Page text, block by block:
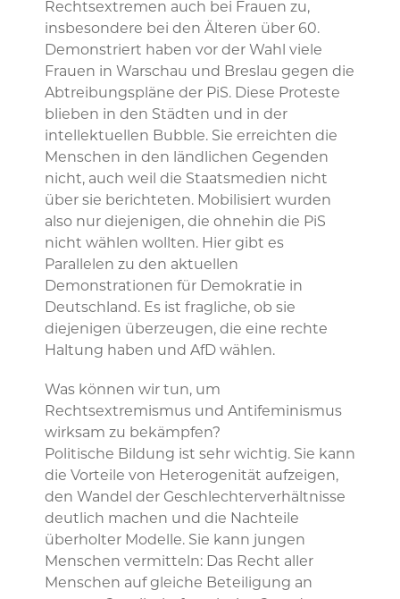
Rechtsextremen auch bei Frauen zu,
insbesondere bei den Älteren über 60.
Demonstriert haben vor der Wahl viele
Frauen in Warschau und Breslau gegen die
Abtreibungspläne der PiS. Diese Proteste
blieben in den Städten und in der
intellektuellen Bubble. Sie erreichten die
Menschen in den ländlichen Gegenden
nicht, auch weil die Staatsmedien nicht
über sie berichteten. Mobilisiert wurden
also nur diejenigen, die ohnehin die PiS
nicht wählen wollten. Hier gibt es
Parallelen zu den aktuellen
Demonstrationen für Demokratie in
Deutschland. Es ist fragliche, ob sie
diejenigen überzeugen, die eine rechte
Haltung haben und AfD wählen.
Was können wir tun, um
Rechtsextremismus und Antifeminismus
wirksam zu bekämpfen?
Politische Bildung ist sehr wichtig. Sie kann
die Vorteile von Heterogenität aufzeigen,
den Wandel der Geschlechterverhältnisse
deutlich machen und die Nachteile
überholter Modelle. Sie kann jungen
Menschen vermitteln: Das Recht aller
Menschen auf gleiche Beteiligung an